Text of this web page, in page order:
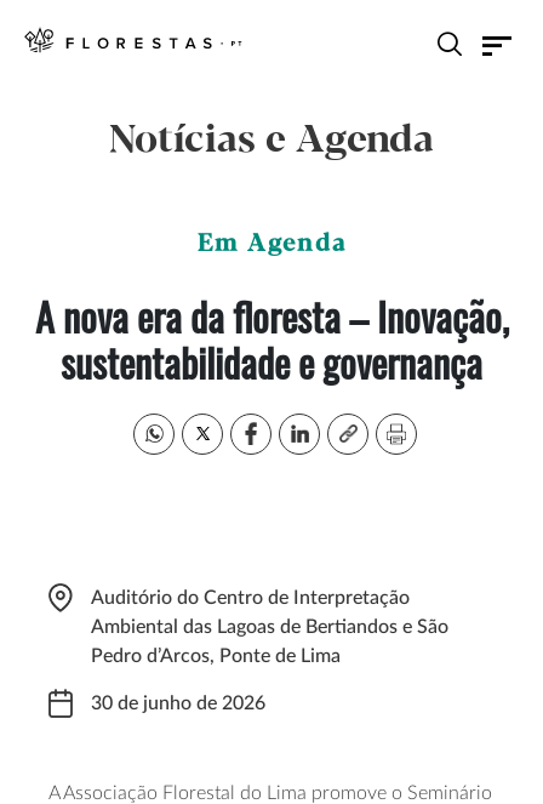
Notícias e Agenda
Em Agenda
A nova era da floresta – Inovação,
sustentabilidade e governança
Auditório do Centro de Interpretação
Ambiental das Lagoas de Bertiandos e São
Pedro d’Arcos, Ponte de Lima
30 de junho de 2026
A Associação Florestal do Lima promove o Seminário